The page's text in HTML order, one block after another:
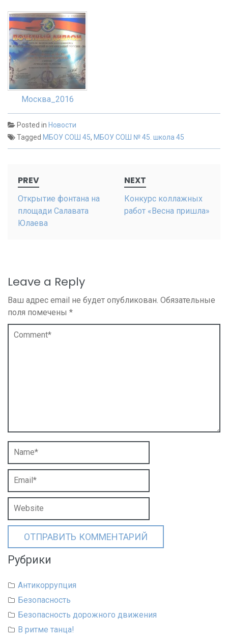
Москва_2016
Posted in Новости
Tagged МБОУ СОШ 45, МБОУ СОШ № 45. школа 45
navigation
PREV
Открытие фонтана на
площади Салавата
Юлаева
NEXT
Конкурс коллажных
работ «Весна пришла»
Leave a Reply
Ваш адрес email не будет опубликован. Обязательные
поля помечены *
Рубрики
Антикоррупция
Безопасность
Безопасность дорожного движения
В ритме танца!